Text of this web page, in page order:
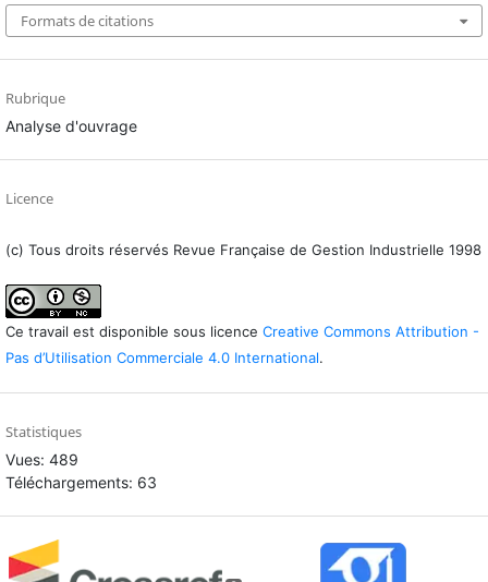
Formats de citations
Rubrique
Analyse d'ouvrage
Licence
(c) Tous droits réservés Revue Française de Gestion Industrielle 1998
Ce travail est disponible sous licence Creative Commons Attribution -
Pas d’Utilisation Commerciale 4.0 International.
Statistiques
Vues: 489
Téléchargements: 63